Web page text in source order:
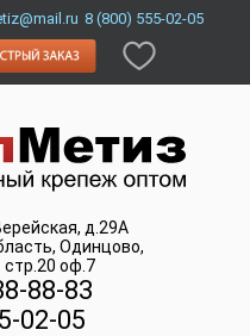
8 (800) 555-02-05
д.29А
Одинцово,
стр.20 оф.7
88-83
02-05